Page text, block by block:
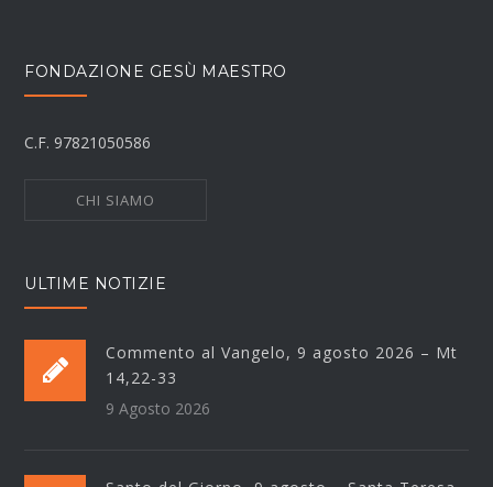
FONDAZIONE GESÙ MAESTRO
C.F. 97821050586
CHI SIAMO
ULTIME NOTIZIE
Commento al Vangelo, 9 agosto 2026 – Mt
14,22-33
9 Agosto 2026